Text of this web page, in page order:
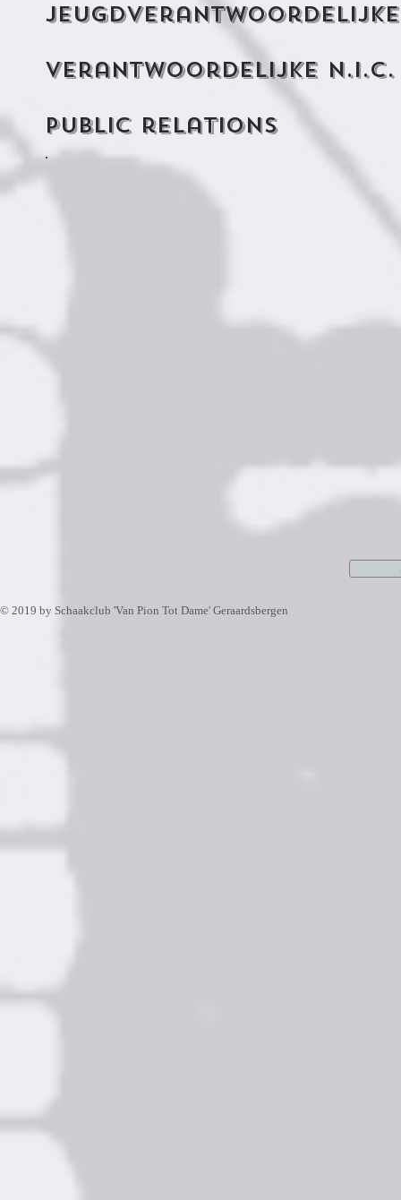
verantwoordelijke
public
​.
© 2019 by Schaakclub 'Van Pion Tot Dame' Geraardsbergen